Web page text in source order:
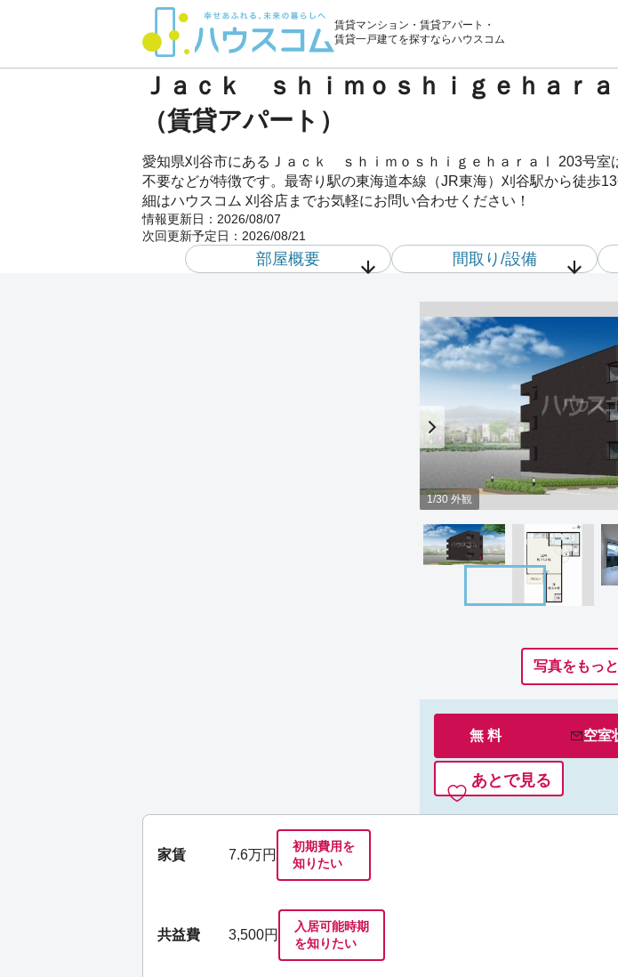
賃貸マンション・賃貸アパート・
賃貸一戸建てを探すならハウスコム
Ｊａｃｋ ｓｈｉｍｏｓｈｉｇｅｈａｒ
（賃貸アパート）
愛知県刈谷市にあるＪａｃｋ ｓｈｉｍｏｓｈｉｇｅｈａｒａⅠ 203号室
不要などが特徴です。最寄り駅の東海道本線（JR東海）刈谷駅から徒
細はハウスコム 刈谷店までお気軽にお問い合わせください！
情報更新日： 2026/08/07
次回更新予定日： 2026/08/21
部屋概要 間取り/設備
1/30 外観
写真をもっ
無 料 空室
あとで見る
家賃 7.6万円
初期費用を
知りたい
共益費 3,500円
入居可能時期
を知りたい